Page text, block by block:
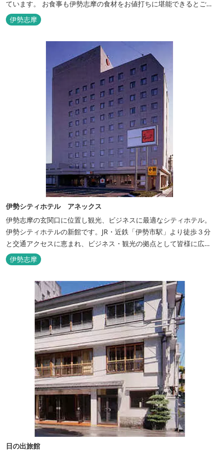
ています。 お食事も伊勢志摩の食材をお値打ちに堪能できるとご好
評いただいています。
伊勢志摩
伊勢シティホテル アネックス
伊勢志摩の玄関口に位置し観光、ビジネスに最適なシティホテル。
伊勢シティホテルの新館です。JR・近鉄「伊勢市駅」より徒歩３分
と交通アクセスに恵まれ、ビジネス・観光の拠点として皆様に広く
ご利用いただいております。１階には、しゃぶしゃぶと日本料理の
「伊勢みやび」があります。
伊勢志摩
日の出旅館